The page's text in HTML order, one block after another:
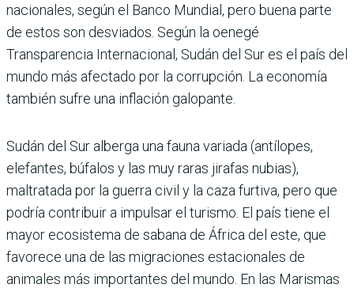
nacionales, según el Banco Mundial, pero buena parte
de estos son desviados. Según la oenegé
Transparencia Internacional, Sudán del Sur es el país del
mundo más afectado por la corrupción. La economía
también sufre una inflación galopante.
Sudán del Sur alberga una fauna variada (antílopes,
elefantes, búfalos y las muy raras jirafas nubias),
maltratada por la guerra civil y la caza furtiva, pero que
podría contribuir a impulsar el turismo. El país tiene el
mayor ecosistema de sabana de África del este, que
favorece una de las migraciones estacionales de
animales más importantes del mundo. En las Marismas